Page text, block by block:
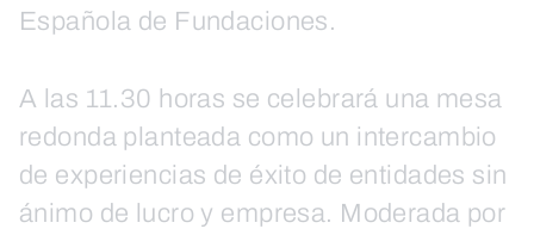
Española de Fundaciones.
A las 11.30 horas se celebrará una mesa
redonda planteada como un intercambio
de experiencias de éxito de entidades sin
ánimo de lucro y empresa. Moderada por